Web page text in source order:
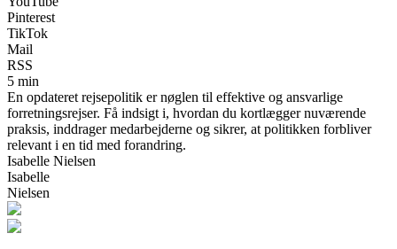
Pinterest
TikTok
Mail
RSS
5 min
En opdateret rejsepolitik er nøglen til effektive og ansvarlige
forretningsrejser. Få indsigt i, hvordan du kortlægger nuværende
praksis, inddrager medarbejderne og sikrer, at politikken forbliver
relevant i en tid med forandring.
Isabelle Nielsen
Isabelle
Nielsen